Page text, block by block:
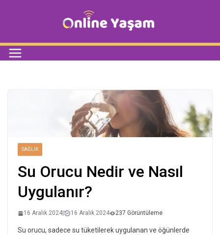
SAĞLIK
Su Orucu Nedir ve Nasıl
Uygulanır?
16 Aralık 2024 16 Aralık 2024 237 Görüntüleme
Su orucu, sadece su tüketilerek uygulanan ve öğünlerde